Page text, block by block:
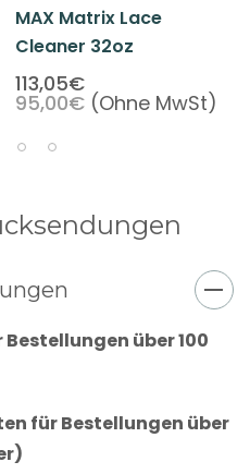
MAX Matrix Lace
Cleaner 32oz
113,05€
95,00€ (Ohne MwSt)
über 100
für Bestellungen über